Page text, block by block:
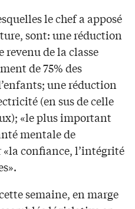
le chef a apposé
sont: une réduction
revenu de la classe
de 75% des
une réduction
(en sus de celle
«le plus important
mentale de
«la confiance, l’intégrité
semaine, en marge